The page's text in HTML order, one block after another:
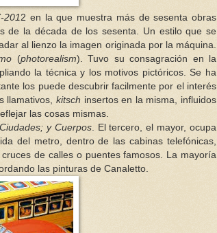
201 2 en la que muestra más de sesenta obras
de la década de los sesenta. Un estilo que se
al lienzo la imagen originada por la máquina.
(photorealism). Tuvo su consagración en la
la técnica y los motivos pictóricos. Se ha
los puede descubrir facilmente por el interés
llamativos, kitsch insertos en la misma, influidos
las cosas mismas.
y Cuerpos. El tercero, el mayor, ocupa
del metro, dentro de las cabinas telefónicas,
de calles o puentes famosos. La mayoría
las pinturas de Canaletto.